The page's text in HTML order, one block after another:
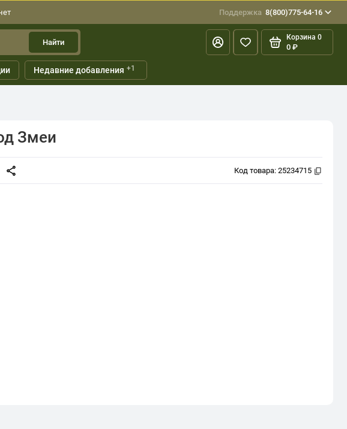
Поддержка 8(800)775-64-16
Найти
Корзина 0
0 ₽
Недавние добавления +1
Змеи
Код товара: 25234715